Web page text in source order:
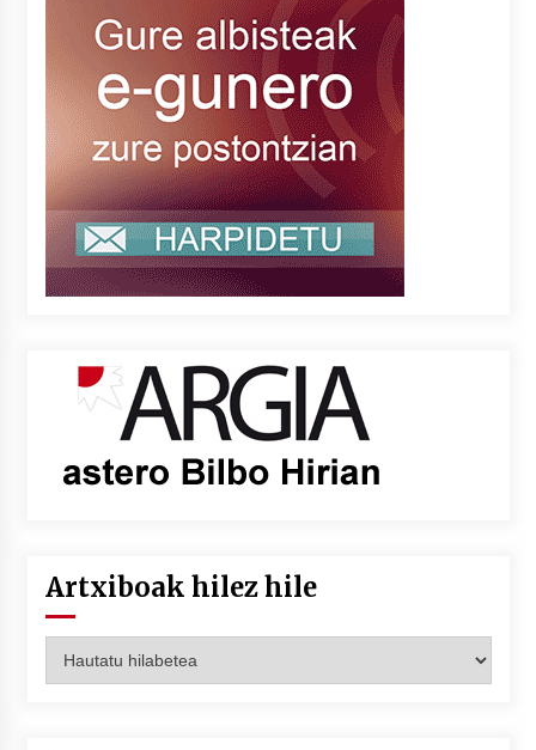
Artxiboak hilez hile
hilez